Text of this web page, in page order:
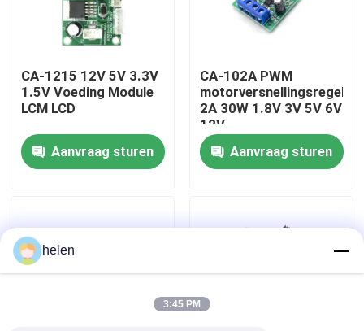
Fabriekstour
Neem contact met ons op
Nieuws
Blog
CA-1215 12V 5V 3.3V
1.5V Voeding Module
LCM LCD
Aanvraag sturen
CA-102A PWM
motorversnellingsregelaar
2A 30W 1.8V 3V 5V 6V
12V
Aanvraag sturen
helen
3:45 PM